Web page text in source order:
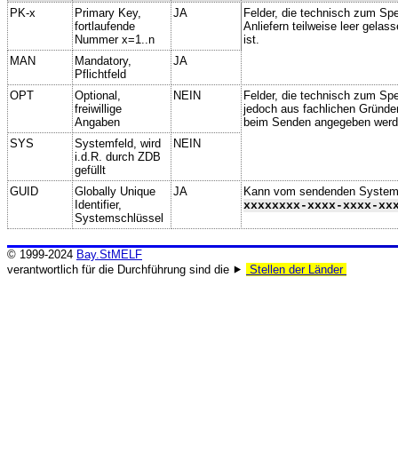
PK-x
Primary Key,
fortlaufende
Nummer x=1..n
JA
Felder, die technisch zum
Anliefern teilweise leer
ist.
MAN
Mandatory,
Pflichtfeld
JA
OPT
Optional,
freiwillige
Angaben
NEIN
Felder, die technisch zum
jedoch aus fachlichen
beim Senden angegeben
SYS
Systemfeld, wird
i.d.R. durch ZDB
gefüllt
NEIN
GUID
Globally Unique
Identifier,
Systemschlüssel
JA
Kann vom sendenden
xxxxxxxx-xxxx-xxxx-
© 1999-2024 Bay.StMELF
verantwortlich für die Durchführung sind die ⯈
Stellen der Länder